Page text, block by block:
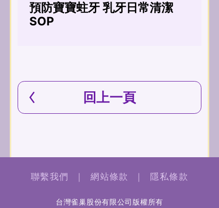
預防寶寶蛀牙 乳牙日常清潔
SOP
回上一頁
聯繫我們 ｜ 網站條款 ｜ 隱私條款
台灣雀巢股份有限公司版權所有